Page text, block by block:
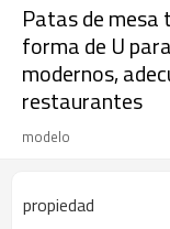
Patas de mesa
forma de U
modernos,
restaurantes
modelo
propiedad